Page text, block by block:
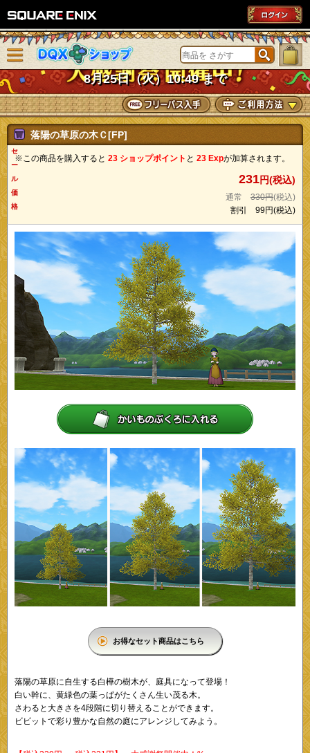
DQXショップ
8月25日（火）10:49 まで
ニューを閉じる
落陽の草原の木Ｃ[FP]
※この商品を購入すると 23 ショップポイント と 23 Expが加算されます。
セ
ー
ル
価
格
231円(税込)
通常 330円(税込)
割引 99円(税込)
お得なセット商品はこちら
落陽の草原に自生する白樺の樹木が、庭具になって登場！
白い幹に、黄緑色の葉っぱがたくさん生い茂る木。
さわると大きさを4段階に切り替えることができます。
ビビットで彩り豊かな自然の庭にアレンジしてみよう。